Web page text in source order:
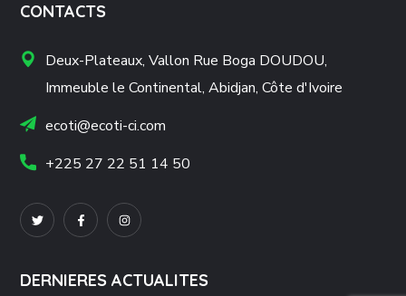
CONTACTS
Deux-Plateaux, Vallon Rue Boga DOUDOU,
Immeuble le Continental, Abidjan, Côte d'Ivoire
ecoti@ecoti-ci.com
+225 27 22 51 14 50
DERNIERES ACTUALITES